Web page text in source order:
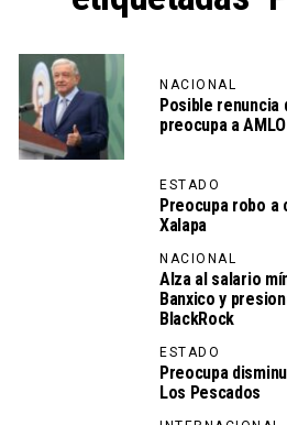
NACIONAL
Posible
preocupa a AMLO
ESTADO
Preocupa robo a
Xalapa
NACIONAL
Alza al salario
Banxico y
BlackRock
ESTADO
Preocupa
Los Pescados